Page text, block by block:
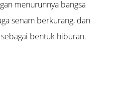
menurunnya bangsa
senam berkurang, dan
bentuk hiburan.